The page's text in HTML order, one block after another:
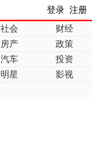
登录 注册
社会
财经
房产
政策
汽车
投资
明星
影视